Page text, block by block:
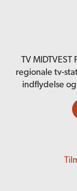
TV
regionale tv-
indflydelse